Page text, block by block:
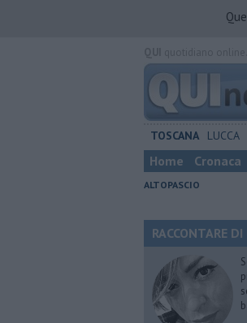
TOSCANA LUCCA
Home Cronaca
ALTOPASCIO
RACCONTARE